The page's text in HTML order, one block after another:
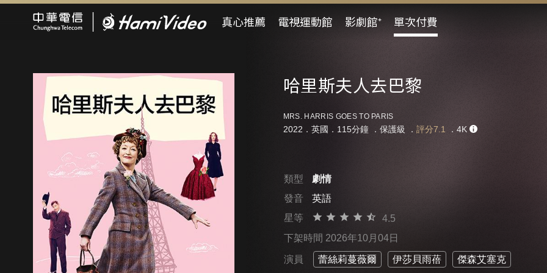
真心推薦 電視運動館 影劇館⁺ 單次付費
哈里斯夫人去巴黎
MRS. HARRIS GOES TO PARIS
2022．英國．115分鐘 ． 保護級 ． 評分7.1 ．4K
類型
劇情
發音
英語
星等
4.5
下架時間 2026年10月04日
演員 蕾絲莉蔓薇爾 伊莎貝雨蓓 傑森艾塞克